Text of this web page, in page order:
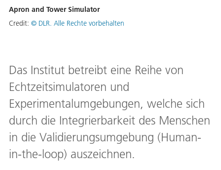
Apron and Tower Simulator
Credit: © DLR. Alle Rechte vorbehalten
Das Institut betreibt eine Reihe von
Echtzeitsimulatoren und
Experimentalumgebungen, welche sich
durch die Integrierbarkeit des Menschen
in die Validierungsumgebung (Human-
in-the-loop) auszeichnen.